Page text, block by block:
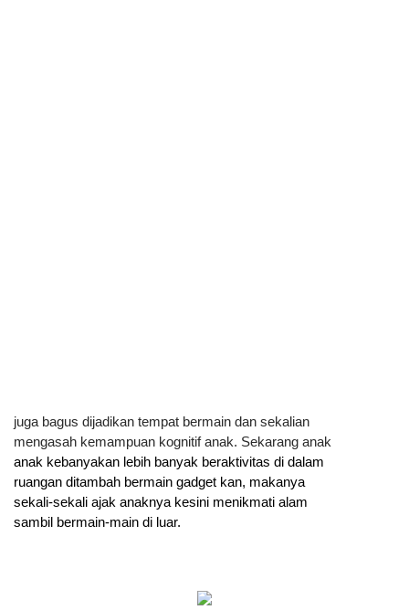
juga bagus dijadikan tempat bermain dan sekalian
mengasah kemampuan kognitif anak. Sekarang anak
anak kebanyakan lebih banyak beraktivitas di dalam
ruangan ditambah bermain gadget kan, makanya
sekali-sekali ajak anaknya kesini menikmati alam
sambil bermain-main di luar.